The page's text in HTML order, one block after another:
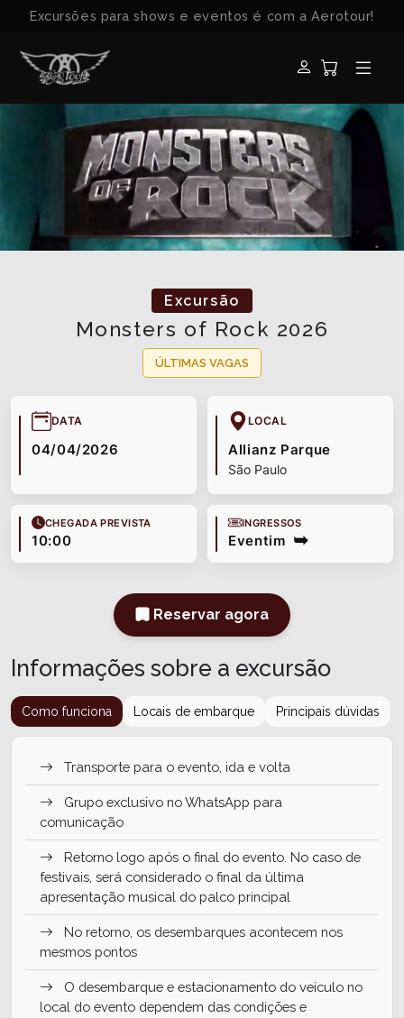
Excursões para shows e eventos é com a Aerotour!
Excursão
Monsters of Rock 2026
ÚLTIMAS VAGAS
DATA
04/04/2026
LOCAL
Allianz Parque
São Paulo
CHEGADA PREVISTA
10:00
INGRESSOS
Eventim
Reservar agora
Informações sobre a excursão
Como funciona Locais de embarque Principais dúvidas
Transporte para o evento, ida e volta
Grupo exclusivo no WhatsApp para
comunicação
Retorno logo após o final do evento. No caso de
festivais, será considerado o final da última
apresentação musical do palco principal
No retorno, os desembarques acontecem nos
mesmos pontos
O desembarque e estacionamento do veículo no
local do evento dependem das condições e